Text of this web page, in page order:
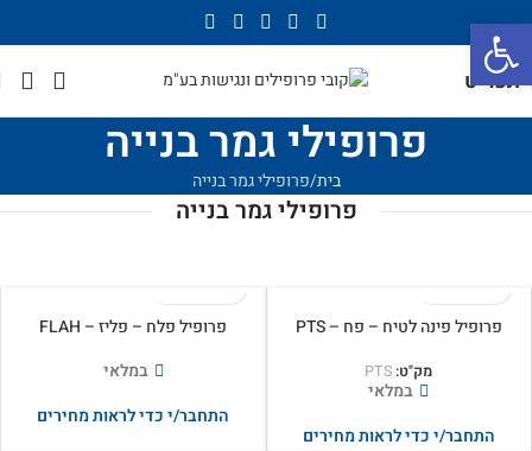
פתח סרגל נגישות
תפריט
פרופילי גמר בנייה
בית פרופילי גמר בנייה
פרופילי גמר בנייה
פרופיל פינה לטיח – פח – PTS
מק"ט: PTS
במלאי
התחבר/י כדי לראות מחירים
פרופיל פלח – פליז – FLAH
במלאי
התחבר/י כדי לראות מחירים